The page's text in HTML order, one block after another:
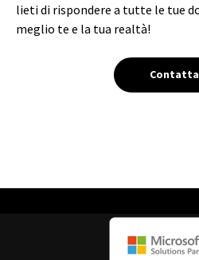
lieti di rispondere a tutte le tue
meglio te e la tua realtà!